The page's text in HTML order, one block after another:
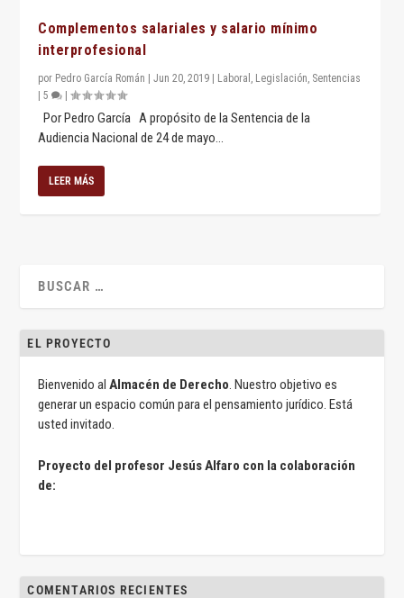
Complementos salariales y salario mínimo
interprofesional
por Pedro García Román |Jun 20, 2019 | Laboral Legislación Sentencias
|5 |
Por Pedro García A propósito de la Sentencia de la
Audiencia Nacional de 24 de mayo...
LEER MÁS
EL PROYECTO
Bienvenido alAlmacén de Derecho . Nuestro objetivo es
generar un espacio común para el pensamiento jurídico. Está
usted invitado.
Proyecto del profesor Jesús Alfaro con la colaboración
de:
COMENTARIOS RECIENTES